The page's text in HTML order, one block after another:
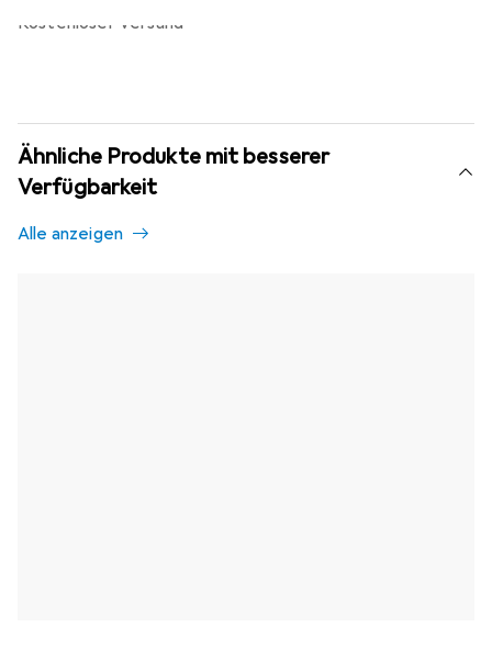
kostenloser Versand
Ähnliche Produkte mit besserer
Verfügbarkeit
Alle anzeigen